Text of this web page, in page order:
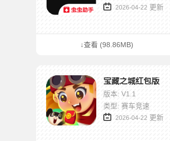
2026-04-22 更新
↓查看 (98.86MB)
宝藏之城红包版
版本: V1.1
类型: 赛车竞速
2026-04-22 更新